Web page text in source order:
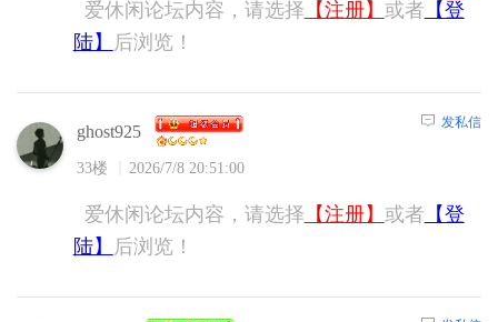
爱休闲论坛内容，请选择 【注册】 或者 【登
陆】
后浏览！
ghost925
33楼 2026/7/8 20:51:00
发私信
爱休闲论坛内容，请选择 【注册】 或者 【登
陆】
后浏览！